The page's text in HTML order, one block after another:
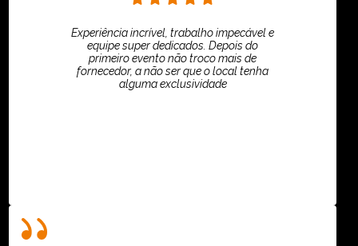
Experiência incrível, trabalho impecável e
equipe super dedicados. Depois do
primeiro evento não troco mais de
fornecedor, a não ser que o local tenha
alguma exclusividade